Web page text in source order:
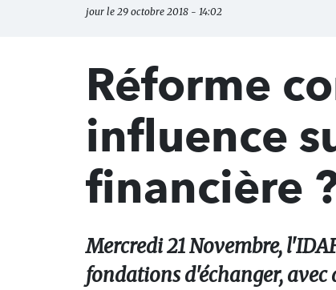
jour le 29 octobre 2018 - 14:02
Réforme
influence
financière
Mercredi 21 Novembre,
fondations d'échanger,